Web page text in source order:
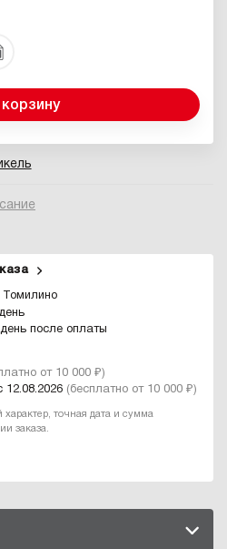
корзину
после оплаты
от 10 000 ₽)
12.08.2026 (бесплатно от 10 000 ₽)
точная дата и сумма
заказа.